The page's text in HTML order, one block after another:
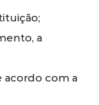
a
com a